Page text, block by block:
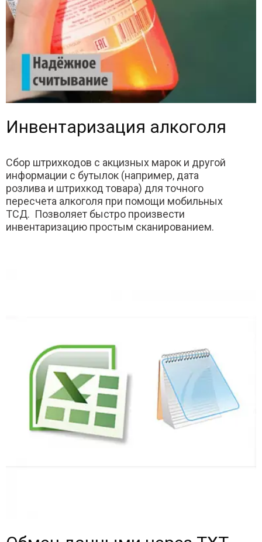
Инвентаризация алкоголя
Сбор штрихкодов с акцизных марок и другой
информации с бутылок (например, дата
розлива и штрихкод товара) для точного
пересчета алкоголя при помощи мобильных
ТСД. Позволяет быстро произвести
инвентаризацию простым сканированием.